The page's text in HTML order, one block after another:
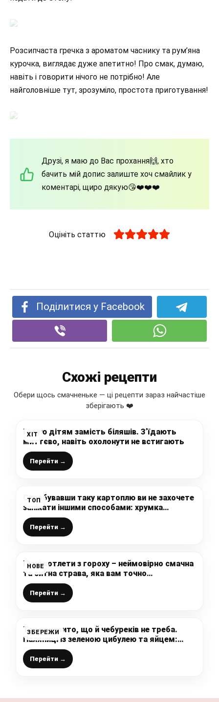
Розсипчаста гречка з ароматом часнику та рум’яна
курочка, виглядає дуже апетитно! Про смак, думаю,
навіть і говорити нічого не потрібно! Але
найголовніше тут, зрозуміло, простота приготування!
Друзі, я маю до Вас прохання🙌, хто
бачить мій допис залиште хоч смайлик у
коментарі, щиро дякую😘❤️❤️❤️
Оцініть статтю
Поділитися у Facebook
Схожі рецепти
Обери щось смачненьке — ці рецепти зараз найчастіше
зберігають ❤️
ХІТ
Готую дітям замість біляшів. З’їдають
миттєво, навіть охолонути не встигають
Перейти →
ТОП
Спробувавши таку картоплю ви не захочете
запікати іншими способами: хрумка
скоринка і ніжне пюре всередині
Перейти →
НОВЕ
Пісні котлети з гороху – неймовірно смачна
та ситна страва, яка вам точно
сподобається
Перейти →
ЗБЕРЕЖИ
Так соковито, що й чебуреків не треба.
Паляниці із зеленою цибулею та яйцем:
тонке хрумке тісто
Перейти →